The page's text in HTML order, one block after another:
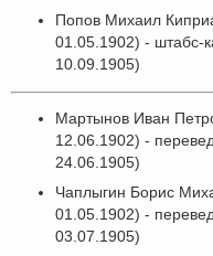
Попов Михаил
01.05.1902) - штабс-
10.09.1905)
Мартынов Иван
12.06.1902) -
24.06.1905)
Чаплыгин Борис
01.05.1902) -
03.07.1905)